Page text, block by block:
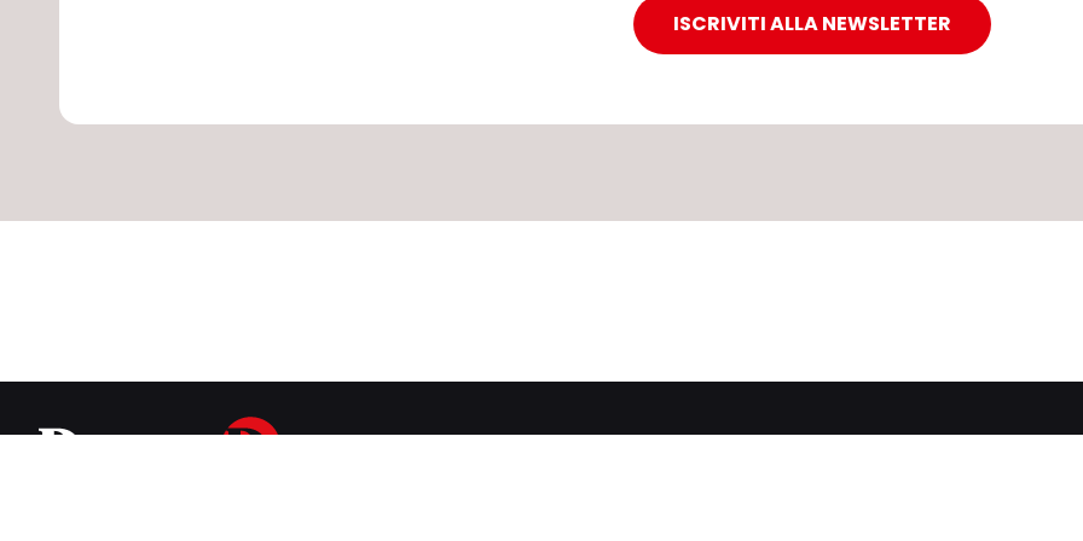
ISCRIVITI ALLA NEWSLETTER